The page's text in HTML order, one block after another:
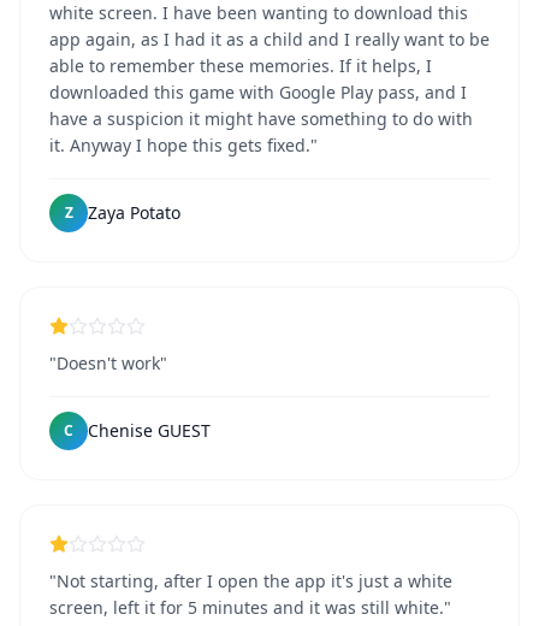
white screen. I have been wanting to download this
app again, as I had it as a child and I really want to be
able to remember these memories. If it helps, I
downloaded this game with Google Play pass, and I
have a suspicion it might have something to do with
it. Anyway I hope this gets fixed."
Z Zaya Potato
"Doesn't work"
C Chenise GUEST
"Not starting, after I open the app it's just a white
screen, left it for 5 minutes and it was still white."